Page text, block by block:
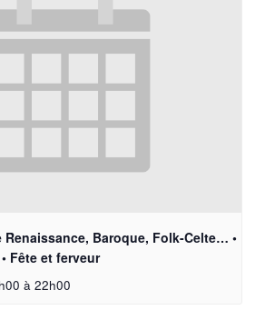
Renaissance, Baroque, Folk-Celte… •
Fête et ferveur
à 22h00